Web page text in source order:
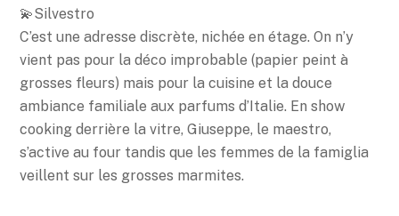
💫Silvestro
C’est une adresse discrète, nichée en étage. On n’y
vient pas pour la déco improbable (papier peint à
grosses fleurs) mais pour la cuisine et la douce
ambiance familiale aux parfums d’Italie. En show
cooking derrière la vitre, Giuseppe, le maestro,
s’active au four tandis que les femmes de la famiglia
veillent sur les grosses marmites.